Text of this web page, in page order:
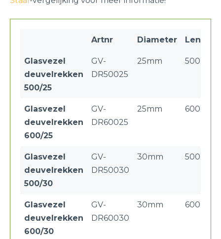
Artnr Diameter Lengte
Glasvezel
deuvelrekken
500/25
GV-
DR50025
25mm 500mm
Glasvezel
deuvelrekken
600/25
GV-
DR60025
25mm 600mm
Glasvezel
deuvelrekken
500/30
GV-
DR50030
30mm 500mm
Glasvezel
deuvelrekken
600/30
GV-
DR60030
30mm 600mm